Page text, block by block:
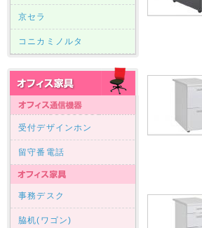
京セラ
コニカミノルタ
受付デザインホン
留守番電話
事務デスク
脇机(ワゴン)